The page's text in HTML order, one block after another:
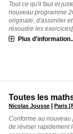
Tout ce qu'il faut et
nouveau programme
originale, d'assimiler
résoudre les
Plus
Toutes les
Nicolas Jousse |Paris
Conforme au nouveau
de réviser rapidement